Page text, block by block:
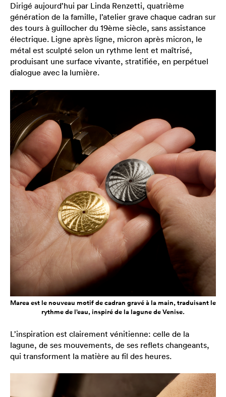
Dirigé aujourd’hui par Linda Renzetti, quatrième
génération de la famille, l’atelier grave chaque cadran sur
des tours à guillocher du 19ème siècle, sans assistance
électrique. Ligne après ligne, micron après micron, le
métal est sculpté selon un rythme lent et maîtrisé,
produisant une surface vivante, stratifiée, en perpétuel
dialogue avec la lumière.
Marea est le nouveau motif de cadran gravé à la main, traduisant le
rythme de l’eau, inspiré de la lagune de Venise.
L’inspiration est clairement vénitienne: celle de la
lagune, de ses mouvements, de ses reflets changeants,
qui transforment la matière au fil des heures.